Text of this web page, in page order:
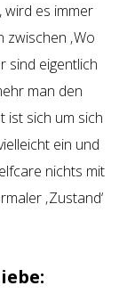
wird es immer
‚Wo
sind eigentlich
man den
ist sich um sich
ein und
nichts mit
‚Zustand‘